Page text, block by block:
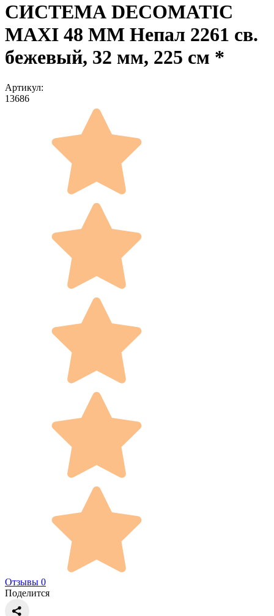
СИСТЕМА DECOMATIC
MAXI 48 ММ Непал 2261 св.
бежевый, 32 мм, 225 см *
Артикул:
13686
Отзывы 0
Поделится